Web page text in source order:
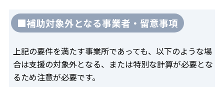
■補助対象外となる事業者・留意事項
上記の要件を満たす事業所であっても、以下のような場
合は支援の対象外となる、または特別な計算が必要とな
るため注意が必要です。